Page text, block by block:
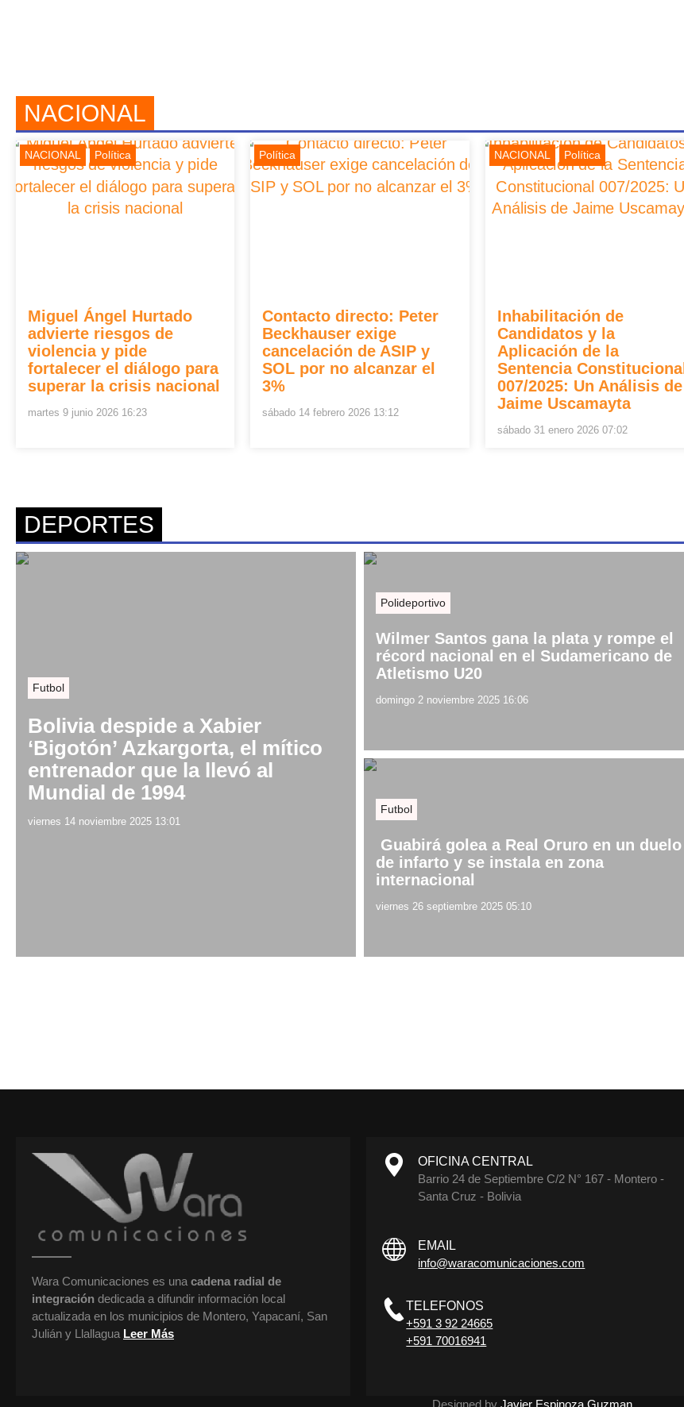
NACIONAL
NACIONAL Política
Miguel Ángel Hurtado
advierte riesgos de
violencia y pide
fortalecer el diálogo para
superar la crisis nacional
martes 9 junio 2026 16:23
Política
Contacto directo: Peter
Beckhauser exige
cancelación de ASIP y
SOL por no alcanzar el
3%
sábado 14 febrero 2026 13:12
NACIONAL Política
Inhabilitación de
Candidatos y la
Aplicación de la
Sentencia Constitucional
007/2025: Un Análisis de
Jaime Uscamayta
sábado 31 enero 2026 07:02
DEPORTES
Futbol
Bolivia despide a Xabier
‘Bigotón’ Azkargorta, el mítico
entrenador que la llevó al
Mundial de 1994
viernes 14 noviembre 2025 13:01
Polideportivo
Wilmer Santos gana la plata y rompe el
récord nacional en el Sudamericano de
Atletismo U20
domingo 2 noviembre 2025 16:06
Futbol
Guabirá golea a Real Oruro en un duelo
de infarto y se instala en zona
internacional
viernes 26 septiembre 2025 05:10
Wara Comunicaciones es una cadena radial de
integración dedicada a difundir información local
actualizada en los municipios de Montero, Yapacaní, San
Julián y Llallagua Leer Más
OFICINA CENTRAL
Barrio 24 de Septiembre C/2 N° 167 - Montero -
Santa Cruz - Bolivia
EMAIL
info@waracomunicaciones.com
TELEFONOS
+591 3 92 24665
+591 70016941
Designed by Javier Espinoza Guzman